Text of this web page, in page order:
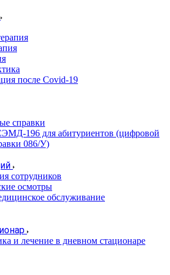
после Covid-19
справки
для абитуриентов (цифровой
086/У)
сотрудников
осмотры
обслуживание
и лечение в дневном стационаре